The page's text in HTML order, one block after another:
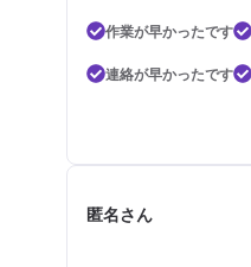
作業が早かったです
連絡が早かったです
匿名さん